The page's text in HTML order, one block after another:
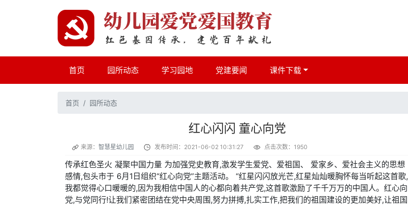
首页 (current)园所动态 学习园地 党建要闻 课件下载
首页 园所动态
红心闪闪 童心向党
来源： 智慧星幼儿园 发布时间：2021-06-02 10:31:27 点击次数：1950
传承红色圣火 凝聚中国力量 为加强党史教育,激发学生爱党、爱祖国、 爱家乡、爱社会主义的思想
感情,包头市于 6月1日组织“红心向党”主题活动。 “红星闪闪放光芒,红星灿灿暖胸怀每当听起这首歌,
我都觉得心口暖暖的,因为我相信中国人的心都向着共产党,这首歌激励了千千万万的中国人。红心向
党,与党同行!让我们紧密团结在党中央周围,努力拼搏,扎实工作,把我们的祖国建设的更加美好,让祖国